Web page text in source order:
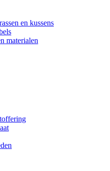
en kussens
materialen